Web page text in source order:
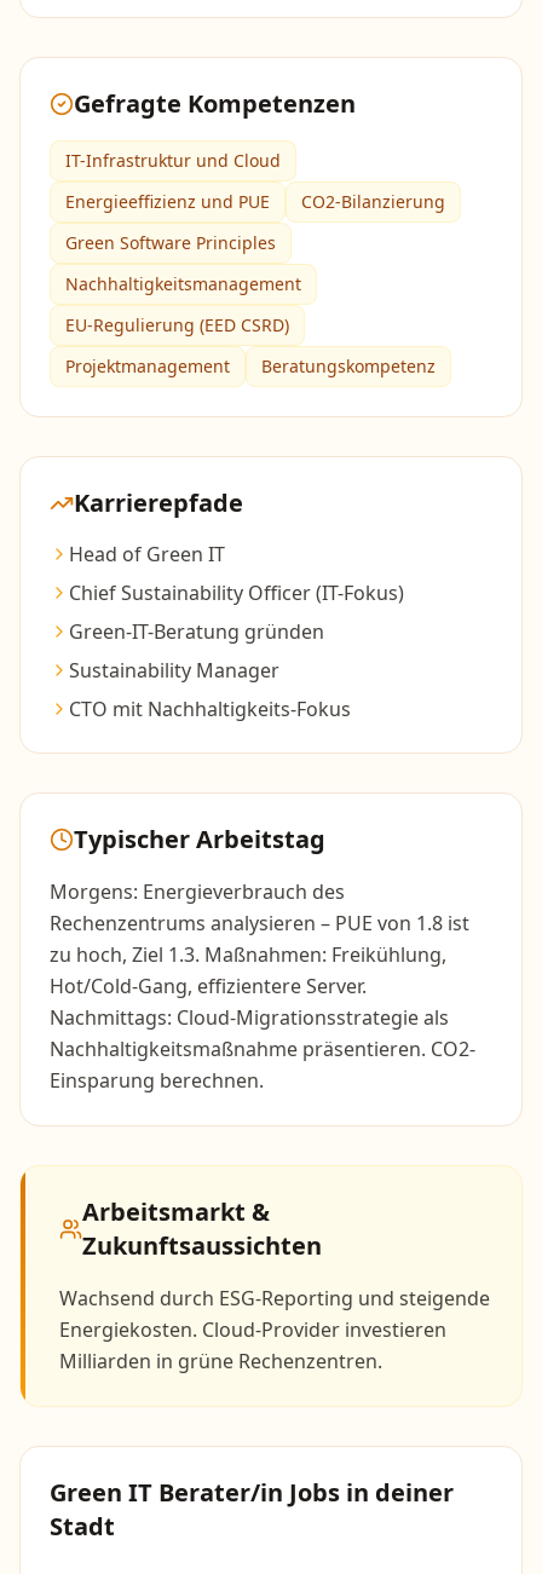
Gefragte Kompetenzen
IT-Infrastruktur und Cloud
Energieeffizienz und PUE
CO2-Bilanzierung
Green Software Principles
Nachhaltigkeitsmanagement
EU-Regulierung (EED CSRD)
Projektmanagement
Beratungskompetenz
Karrierepfade
Head of Green IT
Chief Sustainability Officer (IT-Fokus)
Green-IT-Beratung gründen
Sustainability Manager
CTO mit Nachhaltigkeits-Fokus
Typischer Arbeitstag
Morgens: Energieverbrauch des
Rechenzentrums analysieren – PUE von 1.8 ist
zu hoch, Ziel 1.3. Maßnahmen: Freikühlung,
Hot/Cold-Gang, effizientere Server.
Nachmittags: Cloud-Migrationsstrategie als
Nachhaltigkeitsmaßnahme präsentieren. CO2-
Einsparung berechnen.
Arbeitsmarkt &
Zukunftsaussichten
Wachsend durch ESG-Reporting und steigende
Energiekosten. Cloud-Provider investieren
Milliarden in grüne Rechenzentren.
Green IT Berater/in Jobs in deiner
Stadt